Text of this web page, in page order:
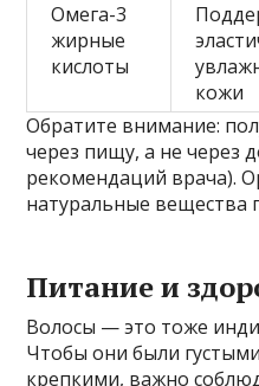
Омега-3
жирные
кислоты
кожи
Обратите внимание:
через пищу, а не через
рекомендаций врача).
натуральные вещества
Питание и
Волосы — это тоже
Чтобы они были
крепкими, важно